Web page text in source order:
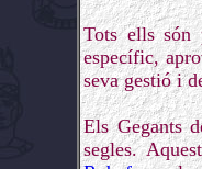
Tots ells són
específic,
seva gestió i
Els Gegants
segles.